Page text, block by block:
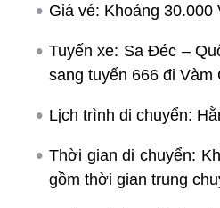
Giá vé: Khoảng 30.000
Tuyến xe: Sa Đéc –
sang tuyến 666 đi Vàm
Lịch trình di chuyển:
Thời gian di chuyển:
gồm thời gian trung